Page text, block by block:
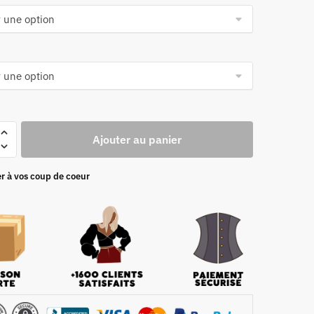
Ajouter au panier
à vos coup de coeur